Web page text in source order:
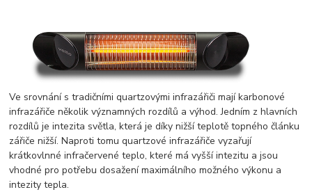
Ve srovnání s tradičními quartzovými infrazářiči mají karbonové
infrazářiče několik významných rozdílů a výhod. Jedním z hlavních
rozdílů je intezita světla, která je díky nižší teplotě topného článku
zářiče nižší. Naproti tomu quartzové infrazářiče vyzařují
krátkovlnné infračervené teplo, které má vyšší intezitu a jsou
vhodné pro potřebu dosažení maximálního možného výkonu a
intezity tepla.